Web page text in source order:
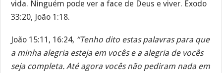
vida. Ninguém pode ver a face de Deus e viver. Êxodo
33:20, João 1:18.
João 15:11, 16:24, “Tenho dito estas palavras para que
a minha alegria esteja em vocês e a alegria de vocês
seja completa. Até agora vocês não pediram nada em